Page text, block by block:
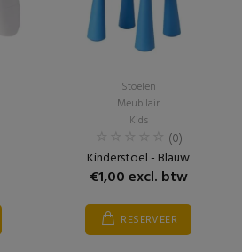
Stoelen
Meubilair
Kids
(0)
Kinderstoel - Blauw
€1,00 excl. btw
RESERVEER